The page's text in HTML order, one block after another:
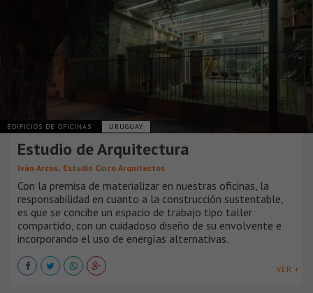
EDIFICIOS DE OFICINAS URUGUAY
Estudio de Arquitectura
Iván Arcos, Estudio Cinco Arquitectos
Con la premisa de materializar en nuestras oficinas, la
responsabilidad en cuanto a la construcción sustentable,
es que se concibe un espacio de trabajo tipo taller
compartido, con un cuidadoso diseño de su envolvente e
incorporando el uso de energías alternativas.
VER +